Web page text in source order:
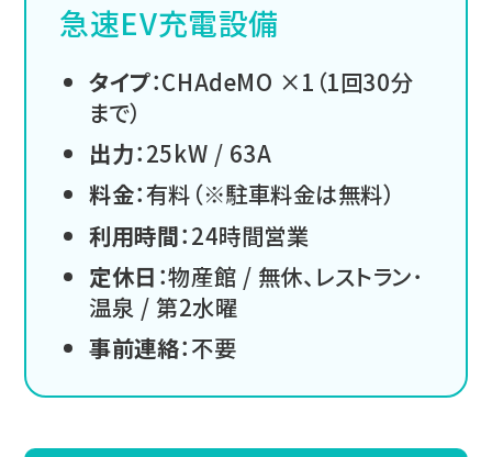
急速EV充電設備
タイプ：CHAdeMO ×1（1回30分
まで）
出力：25kW / 63A
料金：有料（※駐車料金は無料）
利用時間：24時間営業
定休日 ：物産館 / 無休、レストラン･
温泉 / 第2水曜
事前連絡：不要